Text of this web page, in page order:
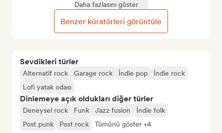
Sevdikleri türler
Alternatif rock Garage rock İndie pop
İndie rock
Lofi yatak odası
Dinlemeye açık oldukları diğer türler
Deneysel rock Funk Jazz fusion
İndie folk
Post punk
Post rock Tümünü göster +4
Daha fazlasını göster
Benzer küratörleri görüntüle